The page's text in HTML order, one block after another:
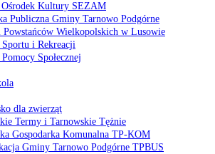
Kultury SEZAM
Publiczna Gminy Tarnowo Podgórne
Powstańców Wielkopolskich w Lusowie
Sportu i Rekreacji
Społecznej
dla zwierząt
Termy i Tarnowskie Tężnie
Gospodarka Komunalna TP-KOM
Gminy Tarnowo Podgórne TPBUS